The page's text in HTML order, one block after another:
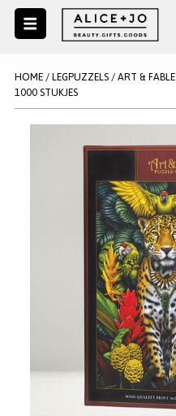
SALE
MAKE UP ACCESSOIRES
HOME/ LEGPUZZELS/ ART &
1000 STUKJES
Wil je als eerste op de